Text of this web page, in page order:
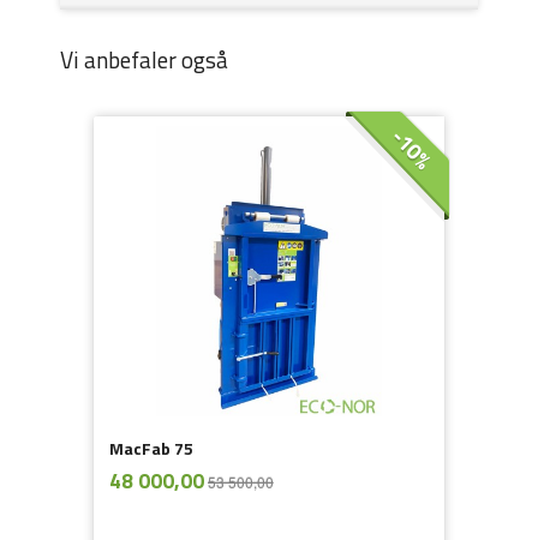
Vi anbefaler også
MacFab 75
Tilbud
48 000,0053 500,00
-10%
mva.